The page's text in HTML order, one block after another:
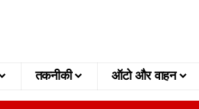
तकनीकी ऑटो और वाहन